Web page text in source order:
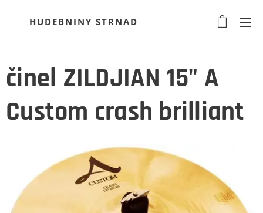
HUDEBNINY STRNAD
činel ZILDJIAN 15" A
Custom crash brilliant